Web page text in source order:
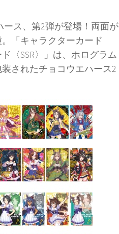
ース、第2弾が登場！両面が
「キャラクターカード
〈SSR〉」は、ホログラム
されたチョコウエハース2